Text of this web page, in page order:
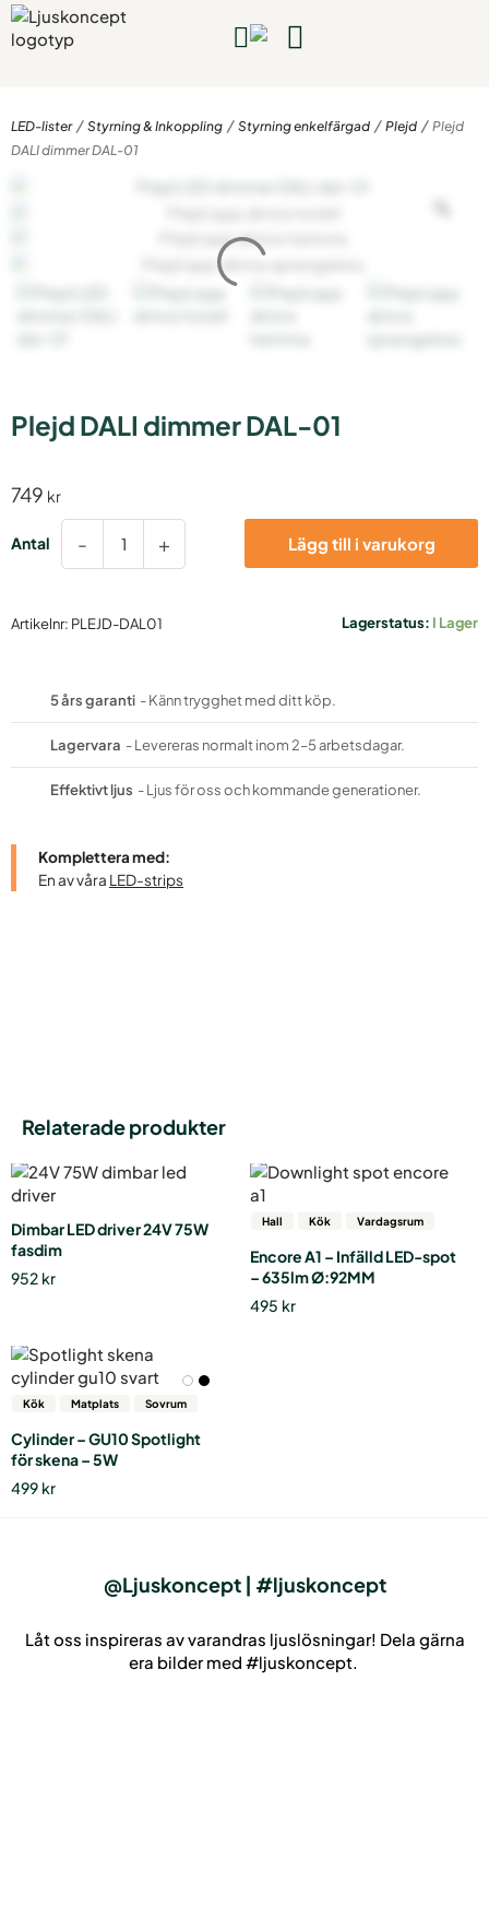
LED-lister / Styrning & Inkoppling / Styrning enkelfärgad / Plejd / Plejd
DALI dimmer DAL-01
Plejd DALI dimmer DAL-01
749 kr
-
DALI
dimmer
01
+ Lägg till i varukorg
Lagerstatus: I Lager
Artikelnr: PLEJD-DAL01
5 års garanti - Känn trygghet med ditt köp.
Lagervara - Levereras normalt inom 2–5 arbetsdagar.
Effektivt ljus - Ljus för oss och kommande generationer.
Komplettera med:
En av våra LED-strips
Relaterade produkter
Dimbar LED driver 24V 75W
fasdim
952 kr
Hall Kök Vardagsrum
Encore A1 – Infälld LED-spot
– 635lm Ø:92MM
495 kr
Kök Matplats Sovrum
Cylinder – GU10 Spotlight
för skena – 5W
499 kr
@Ljuskoncept | #ljuskoncept
Låt oss inspireras av varandras ljuslösningar! Dela gärna
era bilder med #ljuskoncept.